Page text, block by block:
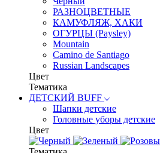
РАЗНОЦВЕТНЫЕ
КАМУФЛЯЖ, ХАКИ
ОГУРЦЫ (Paysley)
Mountain
Camino de Santiago
Russian Landscapes
Цвет
Тематика
ДЕТСКИЙ BUFF
Шапки детские
Головные уборы детские
Цвет